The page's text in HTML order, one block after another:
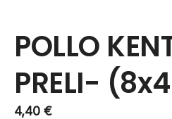
POLLO
PRELI-
4,40 €